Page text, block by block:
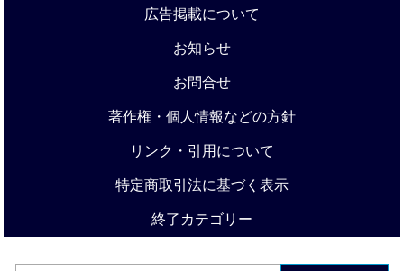
広告掲載について
お知らせ
お問合せ
著作権・個人情報などの方針
リンク・引用について
特定商取引法に基づく表示
終了カテゴリー